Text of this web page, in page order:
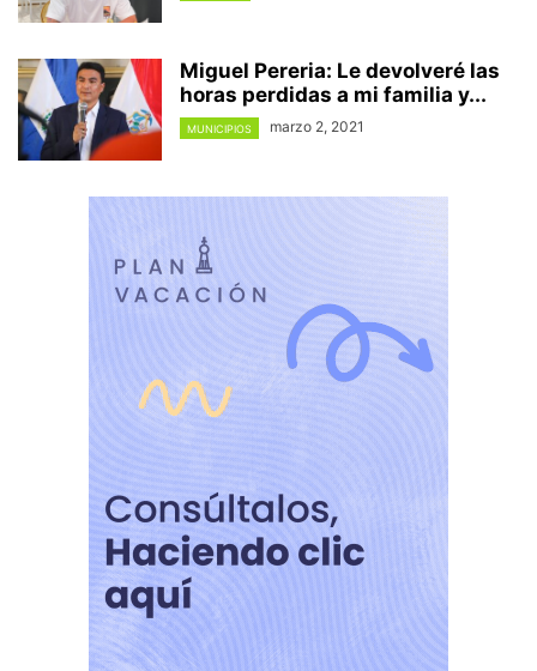
Miguel Pereria: Le devolveré las
horas perdidas a mi familia y...
MUNICIPIOS marzo 2, 2021